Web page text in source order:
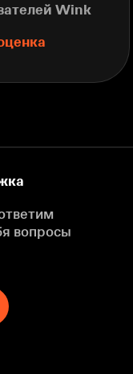
Wink
вопросы